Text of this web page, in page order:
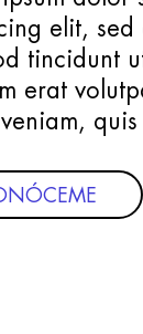
elit, sed
tincidunt
erat